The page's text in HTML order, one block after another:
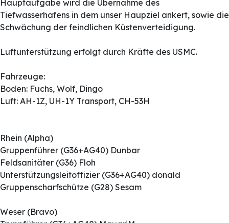
Hauptaufgabe wird die Übernahme des
Tiefwasserhafens in dem unser Haupziel ankert, sowie die
Schwächung der feindlichen Küstenverteidigung.
Luftunterstützung erfolgt durch Kräfte des USMC.
Fahrzeuge:
Boden: Fuchs, Wolf, Dingo
Luft: AH-1Z, UH-1Y Transport, CH-53H
Rhein (Alpha)
Gruppenführer (G36+AG40) Dunbar
Feldsanitäter (G36) Floh
Unterstützungsleitoffizier (G36+AG40) donald
Gruppenscharfschütze (G28) Sesam
Weser (Bravo)